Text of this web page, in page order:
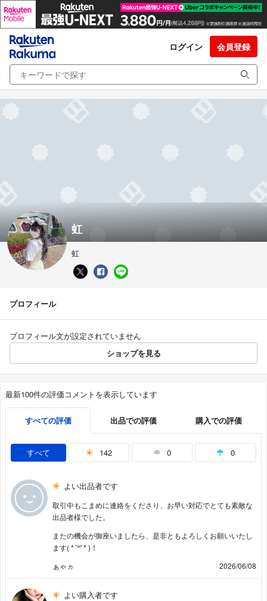
ログイン 会員登録
虹
虹
プロフィール
プロフィール文が設定されていません
ショップを見る
最新100件の評価コメントを表示しています
すべての評価 出品での評価 購入での評価
すべて 142 0 0
よい出品者です
取引中もこまめに連絡をくださり、お早い対応でとても素敵な
出品者様でした。
またの機会が御座いましたら、是非ともよろしくお願いいたし
ます( *´꒳`* )！
ぁゃヵ
2026/06/08
よい購入者です